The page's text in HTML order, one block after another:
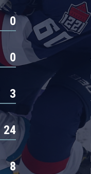
0
0
3
24
8